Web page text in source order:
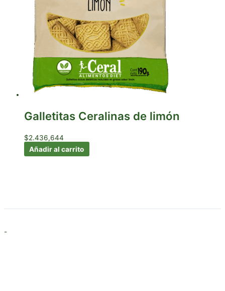
Galletitas Ceralinas de limón
$2.436,644
Añadir al carrito
-